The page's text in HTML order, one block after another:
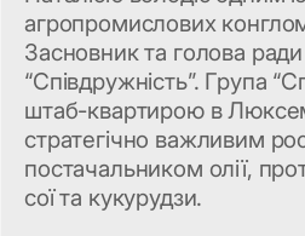
агропромислових
Засновник та голова
“Співдружність”. Група
штаб-квартирою в
стратегічно важливим
постачальником олії,
сої та кукурудзи.